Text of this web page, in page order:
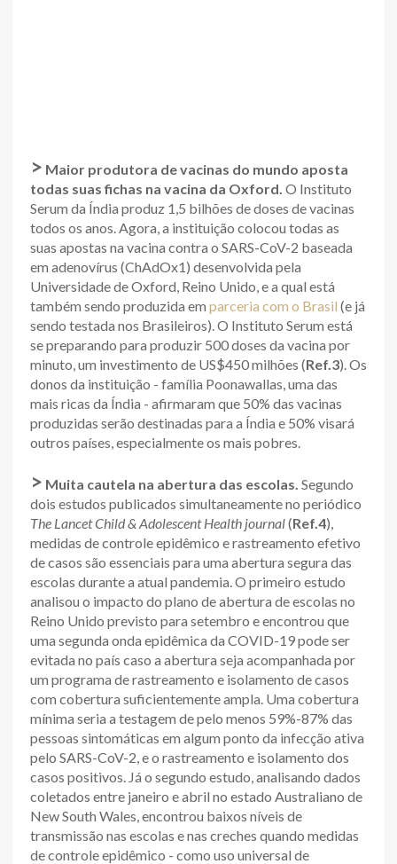
> Maior produtora de vacinas do mundo aposta
todas suas fichas na vacina da Oxford. O Instituto
Serum da Índia produz 1,5 bilhões de doses de vacinas
todos os anos. Agora, a instituição colocou todas as
suas apostas na vacina contra o SARS-CoV-2 baseada
em adenovírus (ChAdOx1) desenvolvida pela
Universidade de Oxford, Reino Unido, e a qual está
também sendo produzida em parceria com o Brasil (e já
sendo testada nos Brasileiros). O Instituto Serum está
se preparando para produzir 500 doses da vacina por
minuto, um investimento de US$450 milhões (Ref.3). Os
donos da instituição - família Poonawallas, uma das
mais ricas da Índia - afirmaram que 50% das vacinas
produzidas serão destinadas para a Índia e 50% visará
outros países, especialmente os mais pobres.
> Muita cautela na abertura das escolas. Segundo
dois estudos publicados simultaneamente no periódico
The Lancet Child & Adolescent Health journal(Ref.4),
medidas de controle epidêmico e rastreamento efetivo
de casos são essenciais para uma abertura segura das
escolas durante a atual pandemia. O primeiro estudo
analisou o impacto do plano de abertura de escolas no
Reino Unido previsto para setembro e encontrou que
uma segunda onda epidêmica da COVID-19 pode ser
evitada no país caso a abertura seja acompanhada por
um programa de rastreamento e isolamento de casos
com cobertura suficientemente ampla. Uma cobertura
mínima seria a testagem de pelo menos 59%-87% das
pessoas sintomáticas em algum ponto da infecção ativa
pelo SARS-CoV-2, e o rastreamento e isolamento dos
casos positivos. Já o segundo estudo, analisando dados
coletados entre janeiro e abril no estado Australiano de
New South Wales, encontrou baixos níveis de
transmissão nas escolas e nas creches quando medidas
de controle epidêmico - como uso universal de